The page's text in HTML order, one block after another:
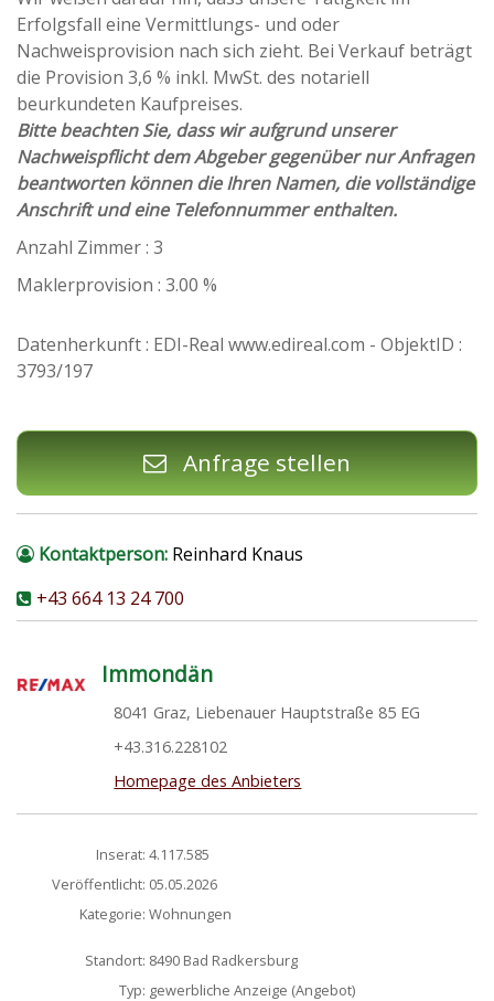
Erfolgsfall eine Vermittlungs- und oder
Nachweisprovision nach sich zieht. Bei Verkauf beträgt
die Provision 3,6 % inkl. MwSt. des notariell
beurkundeten Kaufpreises.
Bitte beachten Sie, dass wir aufgrund unserer
Nachweispflicht dem Abgeber gegenüber nur Anfragen
beantworten können die Ihren Namen, die vollständige
Anschrift und eine Telefonnummer enthalten.
Anzahl Zimmer : 3
Maklerprovision : 3.00 %
Datenherkunft : EDI-Real www.edireal.com - ObjektID :
3793/197
Anfrage stellen
Kontaktperson: Reinhard Knaus
+43 664 13 24 700
Immondän
8041 Graz, Liebenauer Hauptstraße 85 EG
+43.316.228102
Homepage des Anbieters
Inserat: 4.117.585
Veröffentlicht: 05.05.2026
Kategorie: Wohnungen
Standort: 8490 Bad Radkersburg
Typ: gewerbliche Anzeige (Angebot)